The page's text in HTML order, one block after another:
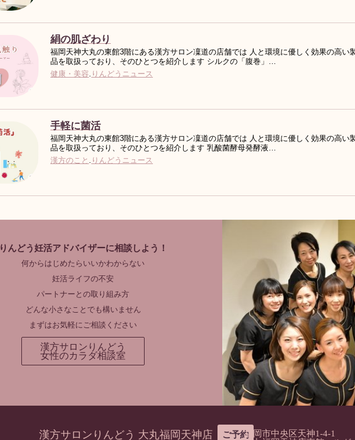
絹の肌ざわり
福岡天神大丸の東館3階にある漢方サロン凜道の店舗では 人と環境に優しく効果の高い
品を取扱っており、そのひとつを紹介します シルクの「腹巻」…
健康・美容. りんどうニュース
手軽に菌活
福岡天神大丸の東館3階にある漢方サロン凜道の店舗では 人と環境に優しく効果の高い
品を取扱っており、そのひとつを紹介します 乳酸菌酵母発酵液…
漢方のこと . りんどうニュース
りんどう妊活アドバイザーに相談しよう！
何からはじめたらいいかわからない
妊活ライフの不安
パートナーとの取り組み方
どんな小さなことでも構いません
まずはお気軽にご相談ください
漢方サロンりんどう
女性のカラダ相談室
漢方サロンりんどう 大丸福岡天神店 ご予約福岡市中央区天神1-4-1